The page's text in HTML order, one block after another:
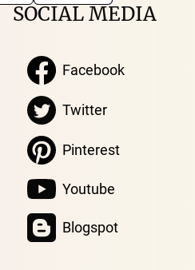
SOCIAL MEDIA
Facebook
Twitter
Pinterest
Youtube
Blogspot